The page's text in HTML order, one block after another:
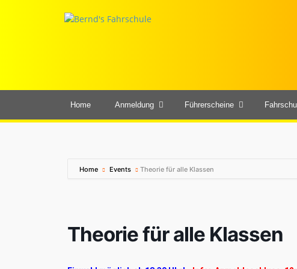
Home Anmeldung Führerscheine
Home Events Theorie für alle Klassen
Theorie für alle Klassen